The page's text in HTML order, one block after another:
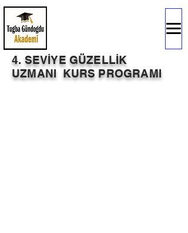
4. SEVİYE GÜZELLİK
UZMANI KURS PROGRAMI